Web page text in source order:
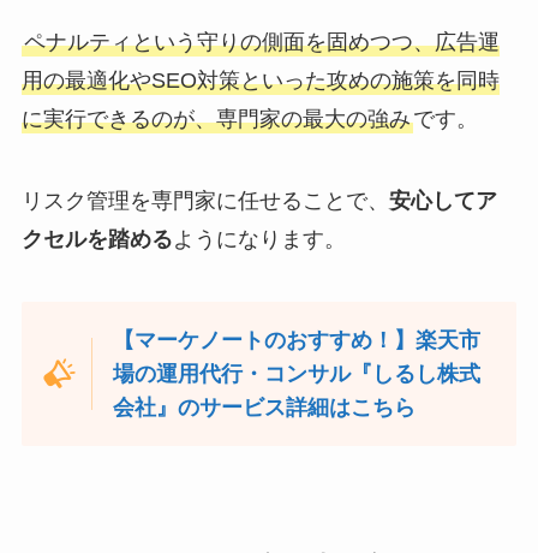
ペナルティという守りの側面を固めつつ、広告運
用の最適化やSEO対策といった攻めの施策を同時
に実行できるのが、専門家の最大の強みです。
リスク管理を専門家に任せることで、 安心してア
クセルを踏めるようになります。
【マーケノートのおすすめ！】楽天市
場の運用代行・コンサル『しるし株式
会社』のサービス詳細はこちら